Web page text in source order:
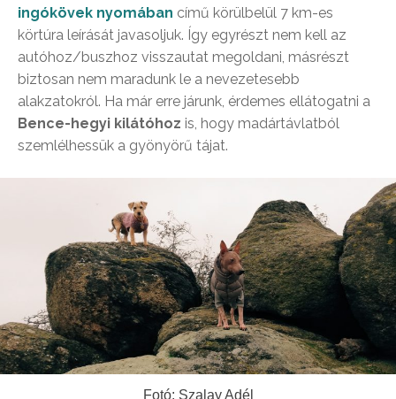
ingókövek nyomában című körülbelül 7 km-es
körtúra leírását javasoljuk. Így egyrészt nem kell az
autóhoz/buszhoz visszautat megoldani, másrészt
biztosan nem maradunk le a nevezetesebb
alakzatokról. Ha már erre járunk, érdemes ellátogatni a
Bence-hegyi kilátóhoz is, hogy madártávlatból
szemlélhessük a gyönyörű tájat.
Fotó: Szalay Adél